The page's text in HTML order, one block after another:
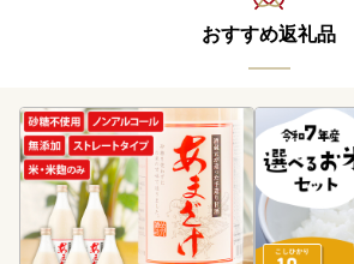
おすすめ返礼品